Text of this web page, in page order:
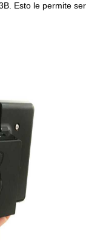
Esto le permite ser